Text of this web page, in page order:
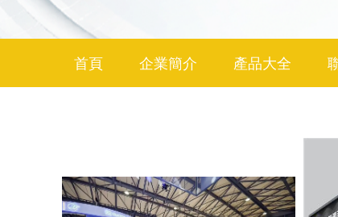
首頁 企業簡介 產品大全